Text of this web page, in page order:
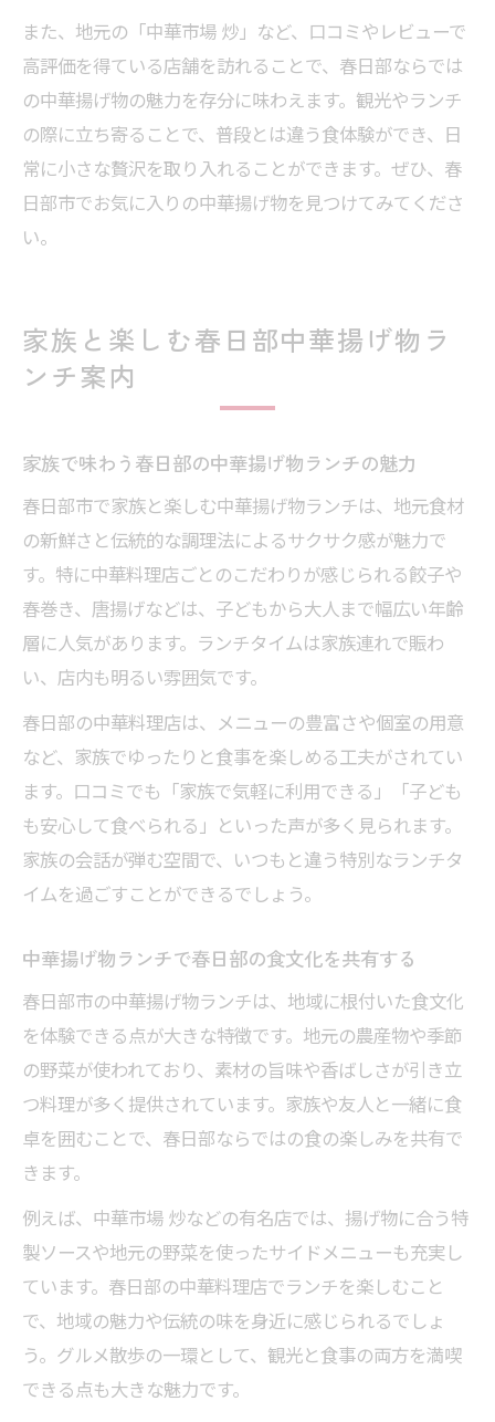
また、地元の「中華市場 炒」など、口コミやレビューで
高評価を得ている店舗を訪れることで、春日部ならでは
の中華揚げ物の魅力を存分に味わえます。観光やランチ
の際に立ち寄ることで、普段とは違う食体験ができ、日
常に小さな贅沢を取り入れることができます。ぜひ、春
日部市でお気に入りの中華揚げ物を見つけてみてくださ
い。
家族と楽しむ春日部中華揚げ物ラ
ンチ案内
家族で味わう春日部の中華揚げ物ランチの魅力
春日部市で家族と楽しむ中華揚げ物ランチは、地元食材
の新鮮さと伝統的な調理法によるサクサク感が魅力で
す。特に中華料理店ごとのこだわりが感じられる餃子や
春巻き、唐揚げなどは、子どもから大人まで幅広い年齢
層に人気があります。ランチタイムは家族連れで賑わ
い、店内も明るい雰囲気です。
春日部の中華料理店は、メニューの豊富さや個室の用意
など、家族でゆったりと食事を楽しめる工夫がされてい
ます。口コミでも「家族で気軽に利用できる」「子ども
も安心して食べられる」といった声が多く見られます。
家族の会話が弾む空間で、いつもと違う特別なランチタ
イムを過ごすことができるでしょう。
中華揚げ物ランチで春日部の食文化を共有する
春日部市の中華揚げ物ランチは、地域に根付いた食文化
を体験できる点が大きな特徴です。地元の農産物や季節
の野菜が使われており、素材の旨味や香ばしさが引き立
つ料理が多く提供されています。家族や友人と一緒に食
卓を囲むことで、春日部ならではの食の楽しみを共有で
きます。
例えば、中華市場 炒などの有名店では、揚げ物に合う特
製ソースや地元の野菜を使ったサイドメニューも充実し
ています。春日部の中華料理店でランチを楽しむこと
で、地域の魅力や伝統の味を身近に感じられるでしょ
う。グルメ散歩の一環として、観光と食事の両方を満喫
できる点も大きな魅力です。